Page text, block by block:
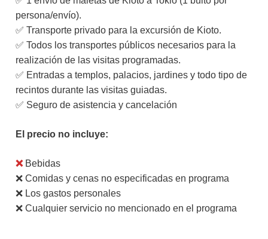
persona/envío).
✅ Transporte privado para la excursión de Kioto.
✅ Todos los transportes públicos necesarios para la
realización de las visitas programadas.
✅ Entradas a templos, palacios, jardines y todo tipo de
recintos durante las visitas guiadas.
✅ Seguro de asistencia y cancelación
El precio no incluye:
❌Bebidas
❌ Comidas y cenas no especificadas en programa
❌ Los gastos personales
❌ Cualquier servicio no mencionado en el programa